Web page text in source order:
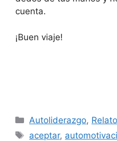
cuenta.
¡Buen viaje!
Categorías
Autoliderazgo,
Etiquetas
aceptar,